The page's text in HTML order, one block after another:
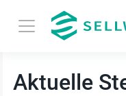
Aktuelle